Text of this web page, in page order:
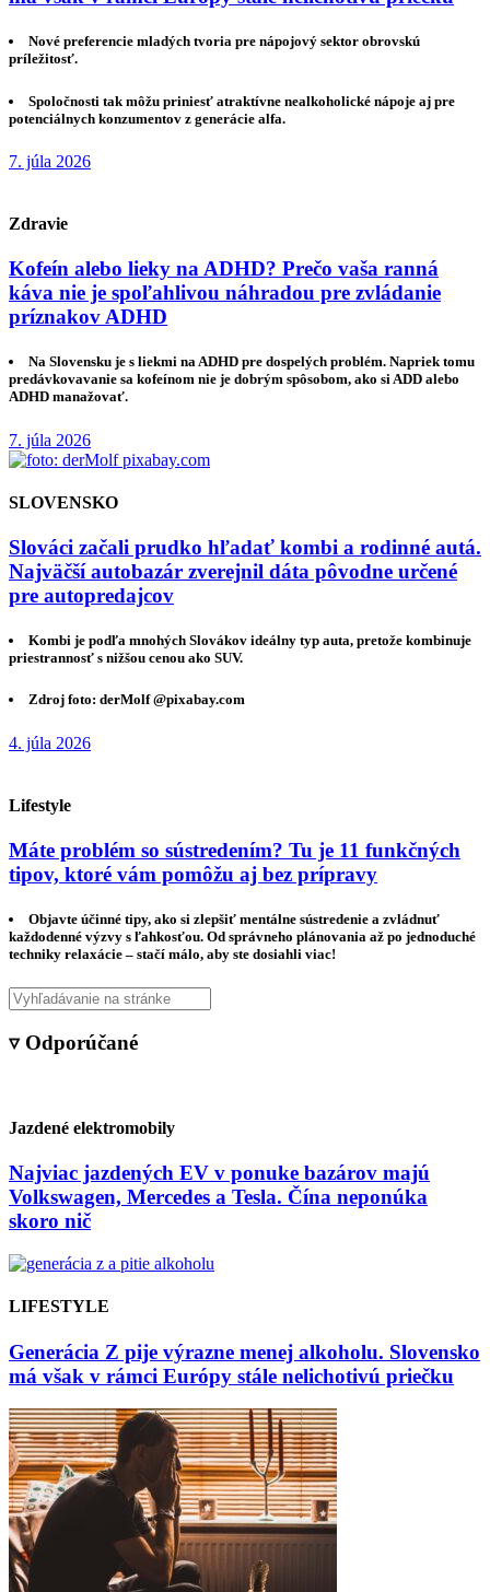
Nové preferencie mladých tvoria pre nápojový sektor obrovskú
príležitosť.
Spoločnosti tak môžu priniesť atraktívne nealkoholické nápoje aj pre
potenciálnych konzumentov z generácie alfa.
7. júla 2026
Zdravie
Kofeín alebo lieky na ADHD? Prečo vaša ranná
káva nie je spoľahlivou náhradou pre zvládanie
príznakov ADHD
Na Slovensku je s liekmi na ADHD pre dospelých problém. Napriek tomu
predávkovavanie sa kofeínom nie je dobrým spôsobom, ako si ADD alebo
ADHD manažovať.
7. júla 2026
SLOVENSKO
Slováci začali prudko hľadať kombi a rodinné autá.
Najväčší autobazár zverejnil dáta pôvodne určené
pre autopredajcov
Kombi je podľa mnohých Slovákov ideálny typ auta, pretože kombinuje
priestrannosť s nižšou cenou ako SUV.
Zdroj foto: derMolf @pixabay.com
4. júla 2026
Lifestyle
Máte problém so sústredením? Tu je 11 funkčných
tipov, ktoré vám pomôžu aj bez prípravy
Objavte účinné tipy, ako si zlepšiť mentálne sústredenie a zvládnuť
každodenné výzvy s ľahkosťou. Od správneho plánovania až po jednoduché
techniky relaxácie – stačí málo, aby ste dosiahli viac!
▿ Odporúčané
Jazdené elektromobily
Najviac jazdených EV v ponuke bazárov majú
Volkswagen, Mercedes a Tesla. Čína neponúka
skoro nič
LIFESTYLE
Generácia Z pije výrazne menej alkoholu. Slovensko
má však v rámci Európy stále nelichotivú priečku